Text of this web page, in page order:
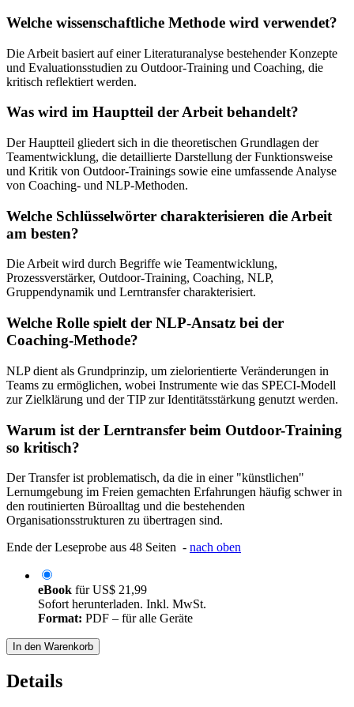
Welche wissenschaftliche Methode wird verwendet?
Die Arbeit basiert auf einer Literaturanalyse bestehender Konzepte
und Evaluationsstudien zu Outdoor-Training und Coaching, die
kritisch reflektiert werden.
Was wird im Hauptteil der Arbeit behandelt?
Der Hauptteil gliedert sich in die theoretischen Grundlagen der
Teamentwicklung, die detaillierte Darstellung der Funktionsweise
und Kritik von Outdoor-Trainings sowie eine umfassende Analyse
von Coaching- und NLP-Methoden.
Welche Schlüsselwörter charakterisieren die Arbeit
am besten?
Die Arbeit wird durch Begriffe wie Teamentwicklung,
Prozessverstärker, Outdoor-Training, Coaching, NLP,
Gruppendynamik und Lerntransfer charakterisiert.
Welche Rolle spielt der NLP-Ansatz bei der
Coaching-Methode?
NLP dient als Grundprinzip, um zielorientierte Veränderungen in
Teams zu ermöglichen, wobei Instrumente wie das SPECI-Modell
zur Zielklärung und der TIP zur Identitätsstärkung genutzt werden.
Warum ist der Lerntransfer beim Outdoor-Training
so kritisch?
Der Transfer ist problematisch, da die in einer "künstlichen"
Lernumgebung im Freien gemachten Erfahrungen häufig schwer in
den routinierten Büroalltag und die bestehenden
Organisationsstrukturen zu übertragen sind.
Ende der Leseprobe aus 48 Seiten - nach oben
eBook fürUS$ 21,99
Sofort herunterladen. Inkl. MwSt.
Format: PDF – für alle Geräte
In den Warenkorb
Details